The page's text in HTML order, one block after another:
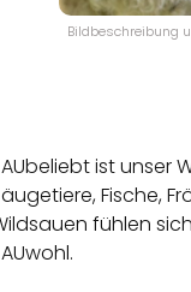
Bildbeschreibung
ist unser
Fische,
fühlen